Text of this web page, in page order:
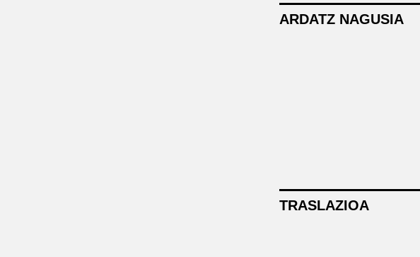
ARDATZ NAGUSIA
TRASLAZIOA